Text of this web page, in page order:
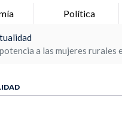
Política
a las mujeres rurales